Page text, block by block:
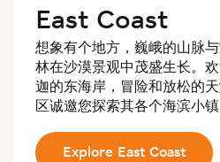
East Coast
想象有个地方，巍峨的山脉
林在沙漠景观中茂盛生长。
迦的东海岸，冒险和放松的
区诚邀您探索其各个海滨小
护区。Explore East Coast